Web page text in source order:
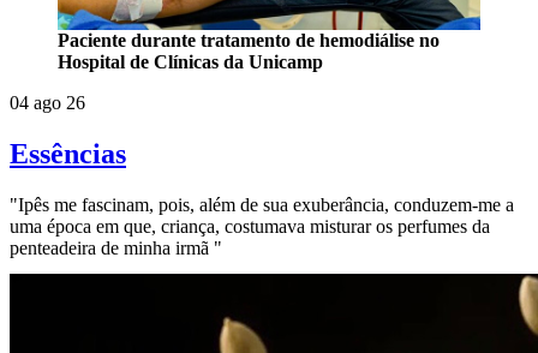
Paciente durante tratamento de hemodiálise no
Hospital de Clínicas da Unicamp
04 ago 26
Essências
"Ipês me fascinam, pois, além de sua exuberância, conduzem-me a
uma época em que, criança, costumava misturar os perfumes da
penteadeira de minha irmã "